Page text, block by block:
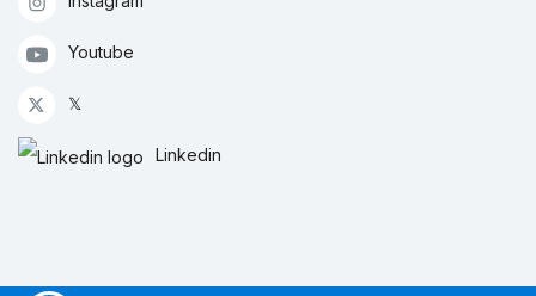
Youtube
𝕏
Linkedin